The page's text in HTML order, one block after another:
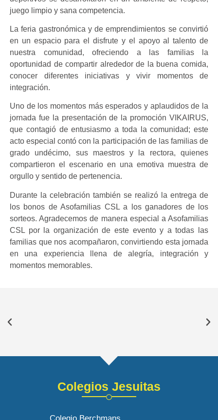
juego limpio y sana competencia.
La feria gastronómica y de emprendimientos se convirtió
en un espacio para el disfrute y el apoyo al talento de
nuestra comunidad, ofreciendo a las familias la
oportunidad de compartir alrededor de la buena comida,
conocer diferentes iniciativas y vivir momentos de
integración.
Uno de los momentos más esperados y aplaudidos de la
jornada fue la presentación de la promoción VIKAIRUS,
que contagió de entusiasmo a toda la comunidad; este
acto especial contó con la participación de las familias de
grado undécimo, sus maestros y la rectora, quienes
compartieron el escenario en una emotiva muestra de
orgullo y sentido de pertenencia.
Durante la celebración también se realizó la entrega de
los bonos de Asofamilias CSL a los ganadores de los
sorteos. Agradecemos de manera especial a Asofamilias
CSL por la organización de este evento y a todas las
familias que nos acompañaron, convirtiendo esta jornada
en una experiencia llena de alegría, integración y
momentos memorables.
Colegios Jesuitas